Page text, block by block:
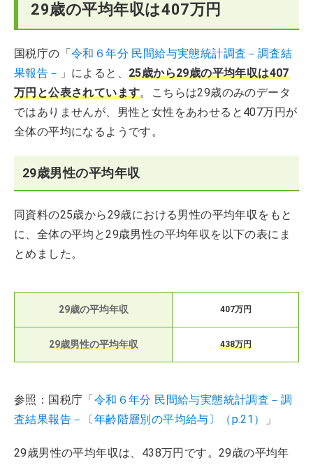
29歳の平均年収は407万円
国税庁の「令和６年分 民間給与実態統計調査－調査結
果報告－ 」によると、25歳から29歳の平均年収は407
万円と公表されています。こちらは29歳のみのデータ
ではありませんが、男性と女性をあわせると407万円が
全体の平均になるようです。
29歳男性の平均年収
同資料の25歳から29歳における男性の平均年収をもと
に、全体の平均と29歳男性の平均年収を以下の表にま
とめました。
29歳の平均年収 407万円
29歳男性の平均年収 438万円
参照：国税庁「令和６年分 民間給与実態統計調査－調
査結果報告－〔年齢階層別の平均給与〕（p.21）
」
29歳男性の平均年収は、438万円です。29歳の平均年